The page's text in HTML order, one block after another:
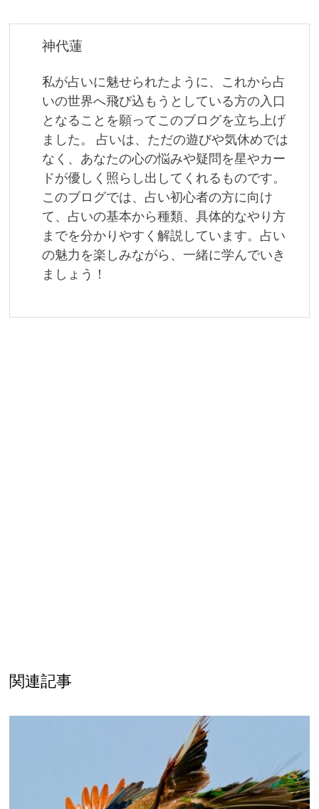
神代蓮
私が占いに魅せられたように、これから占
いの世界へ飛び込もうとしている方の入口
となることを願ってこのブログを立ち上げ
ました。 占いは、ただの遊びや気休めでは
なく、あなたの心の悩みや疑問を星やカー
ドが優しく照らし出してくれるものです。
このブログでは、占い初心者の方に向け
て、占いの基本から種類、具体的なやり方
までを分かりやすく解説しています。占い
の魅力を楽しみながら、一緒に学んでいき
ましょう！
関連記事